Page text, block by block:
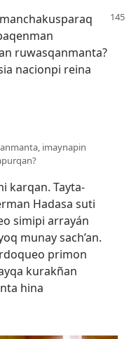
ruwasqanmanta?
nacionpi reina
imaynapin
karqan. Tayta-
Hadasa suti
simipi arrayán
munay sach’an.
primon
kurakñan
hina